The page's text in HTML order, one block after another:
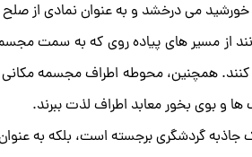
خورشید می‌ درخشد و به عنوان نمادی از
از مسیر های پیاده ‌روی که به سمت
کنند. همچنین، محوطه اطراف مجسمه
ها و بوی بخور معابد اطراف لذت ببرند.
گردشگری برجسته است، بلکه به